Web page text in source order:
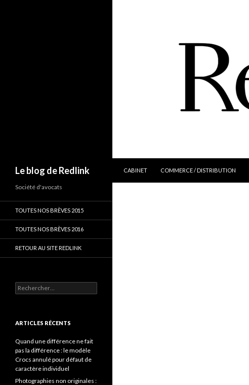
Le blog de Redlink
CABINET
COMMERCE / DISTRIBUTION
Société d'avocats
TOUTES NOS BRÈVES 2015
TOUTES NOS BRÈVES 2016
RETOUR AU SITE REDLINK
Rechercher :
ARTICLES RÉCENTS
Quand une différence ne fait
pas la différence : le modèle
Crocs annulé pour défaut de
caractère individuel
Photographies non originales :